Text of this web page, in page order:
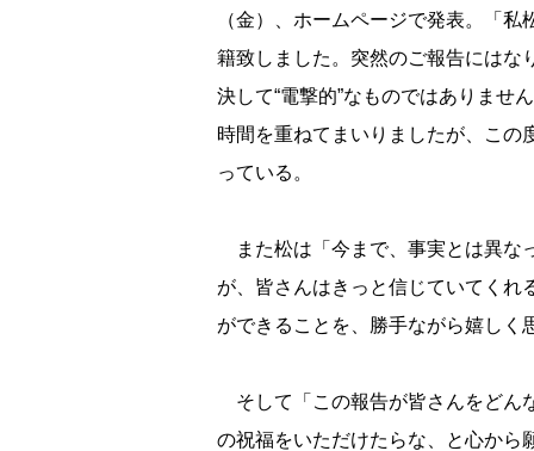
（金）、ホームページで発表。「
籍致しました。突然のご報告にはな
決して“電撃的”なものではありませ
時間を重ねてまいりましたが、この
っている。
また松は「今まで、事実とは異な
が、皆さんはきっと信じていてくれ
ができることを、勝手ながら嬉しく
そして「この報告が皆さんをどん
の祝福をいただけたらな、と心から